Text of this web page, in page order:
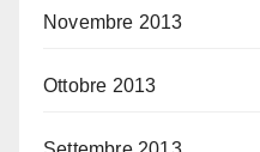
Novembre 2013
Ottobre 2013